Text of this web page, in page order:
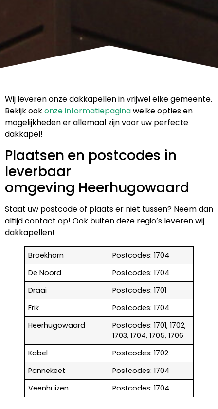
Wij leveren onze dakkapellen in vrijwel elke gemeente.
Bekijk ookonze informatiepaginawelke opties en
mogelijkheden er allemaal zijn voor uw perfecte
dakkapel!
Plaatsen en postcodes in
leverbaar
omgeving Heerhugowaard
Staat uw postcode of plaats er niet tussen? Neem dan
altijd contact op! Ook buiten deze regio’s leveren wij
dakkapellen!
Broekhorn
Postcodes: 1704
De Noord
Postcodes: 1704
Draai
Postcodes: 1701
Frik
Postcodes: 1704
Heerhugowaard
Postcodes: 1701, 1702,
1703, 1704, 1705, 1706
Kabel
Postcodes: 1702
Pannekeet
Postcodes: 1704
Veenhuizen
Postcodes: 1704